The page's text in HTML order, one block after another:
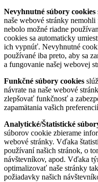
Nevyhnutné súbory cookies
naše webové stránky
nebolo možné riadne
cookies sa automaticky
ich vypnúť. Nevyhnutné
používané iba preto, aby sa
a fungovanie našej webovej
Funkčné súbory cookies
návrate na naše webové
zlepšovať funkčnosť a
zapamätania vašich
Analytické/Štatistické
súborov cookie zbierame
webové stránky. Vďaka
používaní našich stránok, o
návštevníkov, apod. Vďaka
optimalizovať naše stránky
požiadavky našich